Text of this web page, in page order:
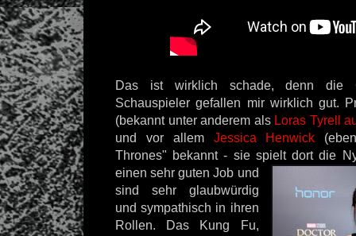
Das ist wirklich schade, denn die
Schauspieler gefallen mir wirklich gut.
(bekannt unter anderem als Loras Tyrell
und vor allem Jessica Henwick
Thrones" bekannt - sie spielt dort die
einensehr guten Job und
sind sehr glaubwürdig
und sympathisch in ihren
Rollen. Das Kung Fu,